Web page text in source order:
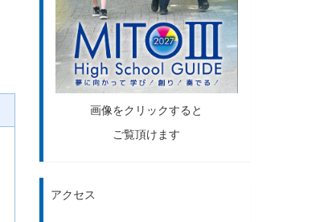
画像をクリックすると
ご覧頂けます
アクセス